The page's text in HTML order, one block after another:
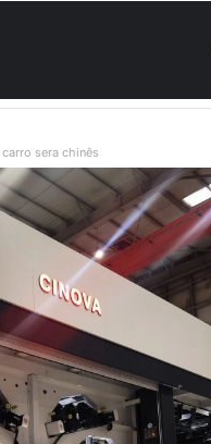
sera chinês